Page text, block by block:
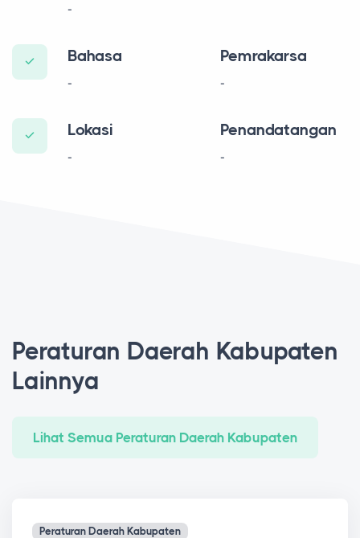
-
Bahasa
-
Pemrakarsa
-
Lokasi
-
Penandatangan
-
Peraturan Daerah Kabupaten
Lainnya
Lihat Semua Peraturan Daerah Kabupaten
Peraturan Daerah Kabupaten